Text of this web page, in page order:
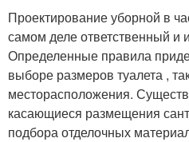
Проектирование уборной в
самом деле ответственный
Определенные правила
выборе размеров туалета ,
месторасположения.
касающиеся размещения
подбора отделочных